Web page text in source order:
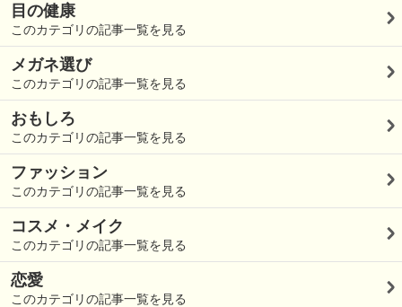
目の健康
このカテゴリの記事一覧を見る
メガネ選び
このカテゴリの記事一覧を見る
おもしろ
このカテゴリの記事一覧を見る
ファッション
このカテゴリの記事一覧を見る
コスメ・メイク
このカテゴリの記事一覧を見る
恋愛
このカテゴリの記事一覧を見る